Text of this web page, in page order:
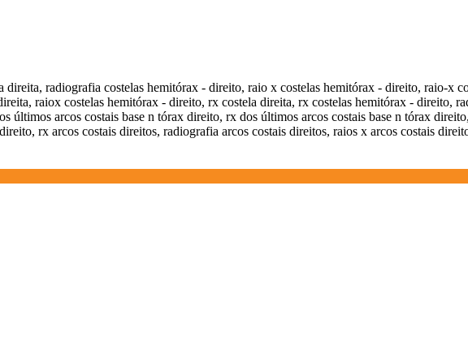
direita, radiografia costelas hemitórax - direito, raio x costelas hemitórax - direito, raio-x
raiox costelas hemitórax - direito, rx costela direita, rx costelas hemitórax - direito,
últimos arcos costais base n tórax direito, rx dos últimos arcos costais base n tórax
rx arcos costais direitos, radiografia arcos costais direitos, raios x arcos costais